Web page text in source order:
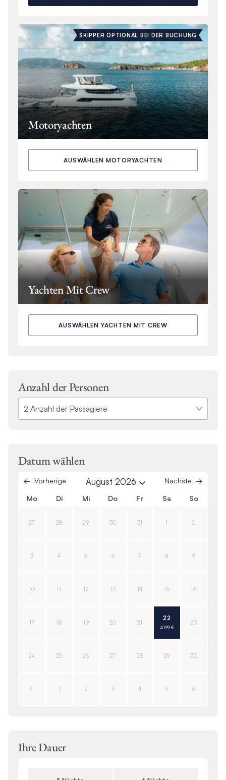
SKIPPER OPTIONAL BEI DER BUCHUNG
Motoryachten
AUSWÄHLEN MOTORYACHTEN
Yachten Mit Crew
AUSWÄHLEN YACHTEN MIT CREW
Anzahl der Personen
Datum wählen
Vorherige August 2026 Nächste
Mo Di Mi Do Fr Sa So
27 28 29 30 31 1 2
3 4 5 6 7 8 9
10 11 12 13 14 15 16
17 18 19 20 21
22
4 199 €
23
24 25 26 27 28 29 30
31 1 2 3 4 5 6
Ihre Dauer